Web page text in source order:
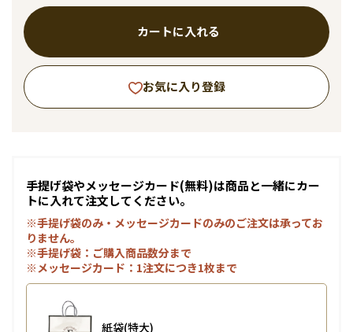
カートに入れる
お気に入り登録
手提げ袋やメッセージカード(無料)は商品と一緒にカー
トに入れて注文してください。
※手提げ袋のみ・メッセージカードのみのご注文は承ってお
りません。
※手提げ袋：ご購入商品数分まで
※メッセージカード：1注文につき1枚まで
紙袋(特大)